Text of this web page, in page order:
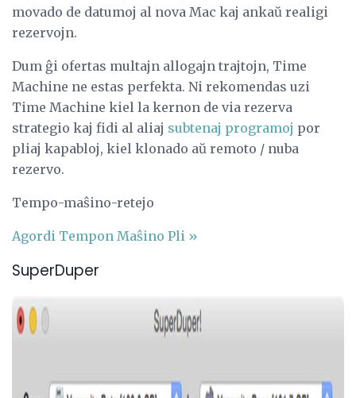
movado de datumoj al nova Mac kaj ankaŭ realigi
rezervojn.
Dum ĝi ofertas multajn allogajn trajtojn, Time
Machine ne estas perfekta. Ni rekomendas uzi
Time Machine kiel la kernon de via rezerva
strategio kaj fidi al aliaj subtenaj programoj por
pliaj kapabloj, kiel klonado aŭ remoto / nuba
rezervo.
Tempo-maŝino-retejo
Agordi Tempon Maŝino Pli »
SuperDuper